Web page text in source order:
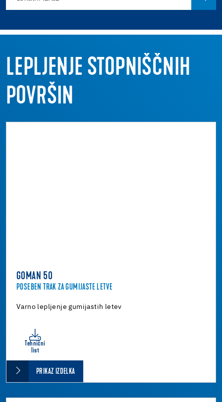
LEPLJENJE STOPNIŠČNIH
POVRŠIN
GOMAN 50
POSEBEN TRAK ZA GUMIJASTE LETVE
Varno lepljenje gumijastih letev
Tehnični
list
PRIKAZ IZDELKA